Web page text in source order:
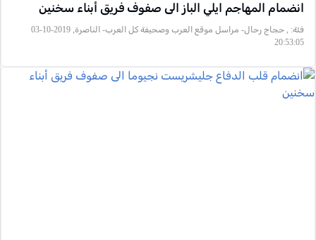
انضمام المهاجم ايلي الباز الى صفوف فريق أبناء سخنين
فئة:
, حجاج رحال- مراسل موقع العرب وصحيفة كل العرب- الناصرة, 2019-10-03
20:53:05